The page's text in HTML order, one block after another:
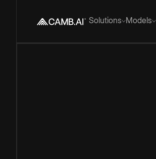
Solutions Models